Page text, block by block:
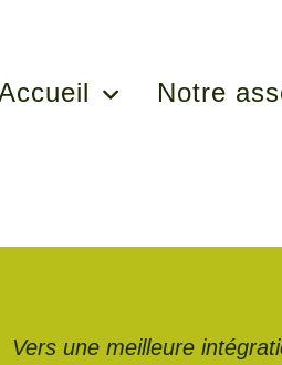
Notre
Vers une meilleure